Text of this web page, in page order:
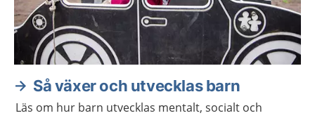
Så växer och utvecklas barn
Läs om hur barn utvecklas mentalt, socialt och